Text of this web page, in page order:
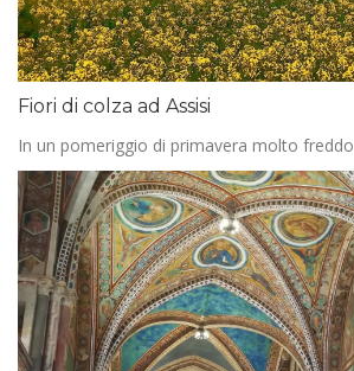
Fiori di colza ad Assisi
In un pomeriggio di primavera molto freddo